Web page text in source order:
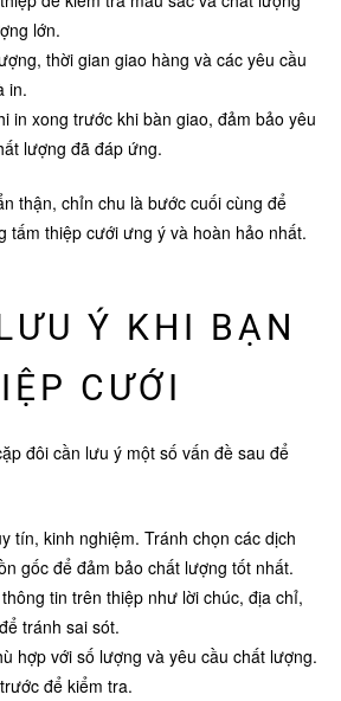
lớn.
thời gian giao hàng và các yêu cầu
in.
in xong trước khi bàn giao, đảm bảo yêu
lượng đã đáp ứng.
thận, chỉn chu là bước cuối cùng để
tấm thiệp cưới ưng ý và hoàn hảo nhất.
Ý KHI BẠN
CƯỚI
đôi cần lưu ý một số vấn đề sau để
tín, kinh nghiệm. Tránh chọn các dịch
gốc để đảm bảo chất lượng tốt nhất.
tin trên thiệp như lời chúc, địa chỉ,
tránh sai sót.
hợp với số lượng và yêu cầu chất lượng.
để kiểm tra.